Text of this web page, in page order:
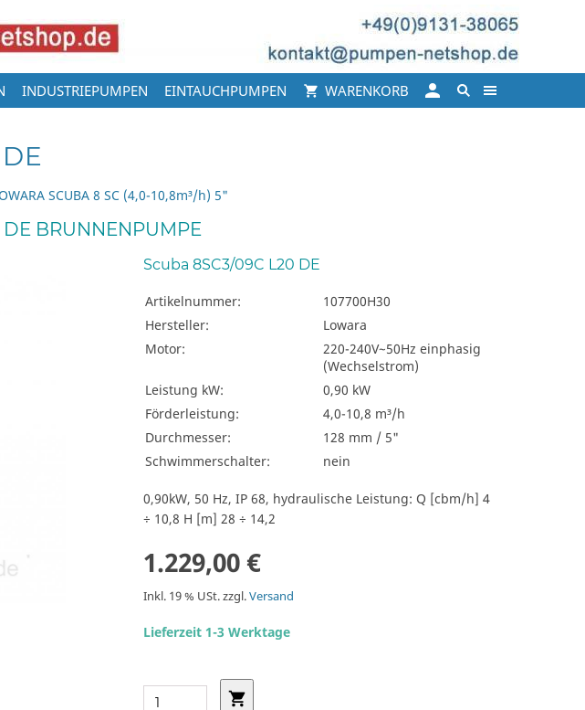
INDUSTRIEPUMPEN EINTAUCHPUMPEN WARENKORB
SCUBA 8 SC (4,0-10,8m³/h) 5"
BRUNNENPUMPE
Scuba 8SC3/09C L20 DE
Artikelnummer:
107700H30
Hersteller:
Lowara
Motor:
220-240V~50Hz einphasig
(Wechselstrom)
Leistung kW:
0,90 kW
Förderleistung:
4,0-10,8 m³/h
Durchmesser:
128 mm / 5"
Schwimmerschalter:
nein
0,90kW, 50 Hz, IP 68, hydraulische Leistung: Q [cbm/h] 4
÷ 10,8 H [m] 28 ÷ 14,2
1.229,00 €
Inkl. 19 % USt. zzgl.Versand
Lieferzeit 1-3 Werktage